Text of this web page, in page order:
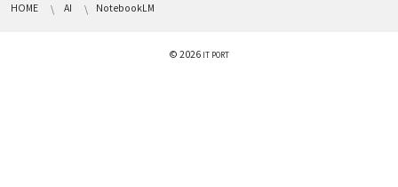
HOME AI NotebookLM
© 2026 IT PORT